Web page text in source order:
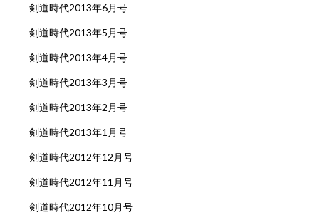
剣道時代2013年6月号
剣道時代2013年5月号
剣道時代2013年4月号
剣道時代2013年3月号
剣道時代2013年2月号
剣道時代2013年1月号
剣道時代2012年12月号
剣道時代2012年11月号
剣道時代2012年10月号